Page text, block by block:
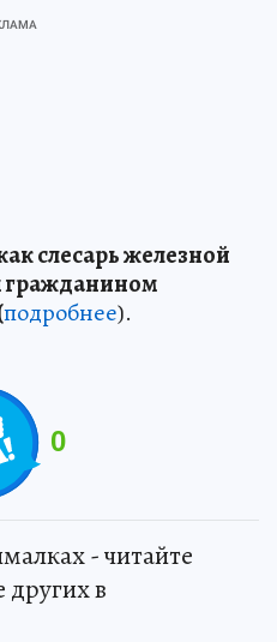
слесарь железной
гражданином
подробнее).
0
- читайте
в